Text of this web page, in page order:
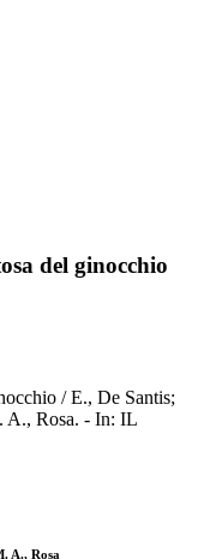
del ginocchio
/ E., De Santis;
A., Rosa. - In: IL
A., Rosa